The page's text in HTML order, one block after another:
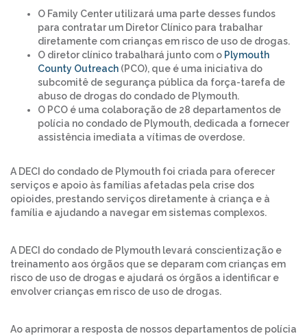
O Family Center utilizará uma parte desses fundos
para contratar um Diretor Clínico para trabalhar
diretamente com crianças em risco de uso de drogas.
O diretor clínico trabalhará junto com o Plymouth
County Outreach (PCO), que é uma iniciativa do
subcomitê de segurança pública da força-tarefa de
abuso de drogas do condado de Plymouth.
O PCO é uma colaboração de 28 departamentos de
polícia no condado de Plymouth, dedicada a fornecer
assistência imediata a vítimas de overdose.
A DECI do condado de Plymouth foi criada para oferecer
serviços e apoio às famílias afetadas pela crise dos
opioides, prestando serviços diretamente à criança e à
família e ajudando a navegar em sistemas complexos.
A DECI do condado de Plymouth levará conscientização e
treinamento aos órgãos que se deparam com crianças em
risco de uso de drogas e ajudará os órgãos a identificar e
envolver crianças em risco de uso de drogas.
Ao aprimorar a resposta de nossos departamentos de polícia